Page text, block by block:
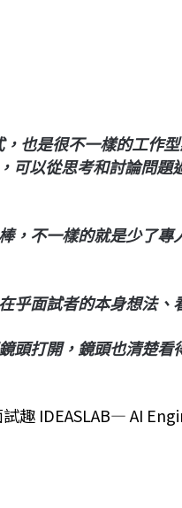
也是很不一樣的工作
可以從思考和討論問題
，不一樣的就是少了專
乎面試者的本身想法、
頭打開，鏡頭也清楚看
試趣 IDEASLAB— AI